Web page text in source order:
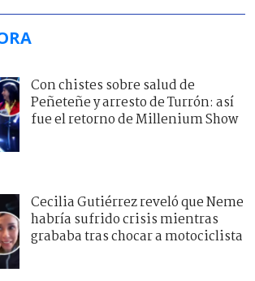
Con chistes sobre salud de
Peñeteñe y arresto de Turrón: así
fue el retorno de Millenium Show
Cecilia Gutiérrez reveló que Neme
habría sufrido crisis mientras
grababa tras chocar a motociclista